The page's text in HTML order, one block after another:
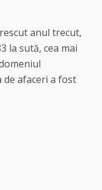
anul trecut,
la sută, cea mai
afaceri a fost